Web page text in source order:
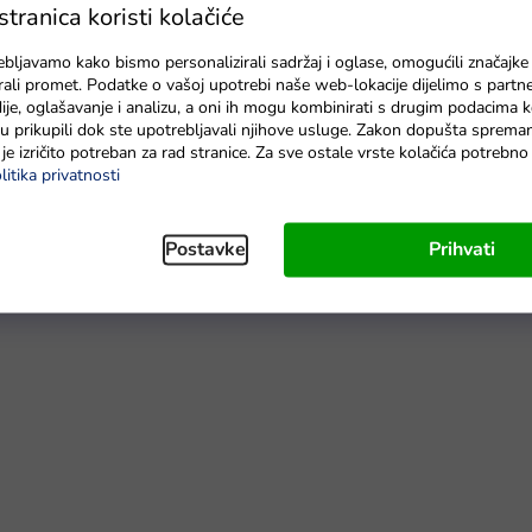
koristi kolačiće
kako bismo personalizirali sadržaj i oglase, omogućili
promet. Podatke o vašoj upotrebi naše web-lokacije dijelimo s
oglašavanje i analizu, a oni ih mogu kombinirati s drugim podacima
prikupili dok ste upotrebljavali njihove usluge. Zakon dopušta
izričito potreban za rad stranice. Za sve ostale vrste kolačića
privatnosti
Postavke Prihvati